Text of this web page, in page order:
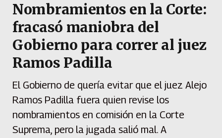
Nombramientos en la Corte:
fracasó maniobra del
Gobierno para correr al juez
Ramos Padilla
El Gobierno de quería evitar que el juez Alejo
Ramos Padilla fuera quien revise los
nombramientos en comisión en la Corte
Suprema, pero la jugada salió mal. A